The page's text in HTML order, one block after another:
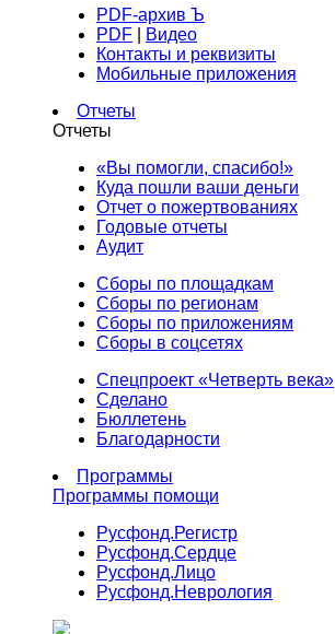
PDF-архив Ъ
PDF
Видео
Контакты и реквизиты
Мобильные приложения
Отчеты
Отчеты
«Вы помогли, спасибо!»
Куда пошли ваши деньги
Отчет о пожертвованиях
Годовые отчеты
Аудит
Сборы по площадкам
Сборы по регионам
Сборы по приложениям
Сборы в соцсетях
Спецпроект «Четверть века»
Сделано
Бюллетень
Благодарности
Программы
Программы помощи
Русфонд.Регистр
Русфонд.Сердце
Русфонд.Лицо
Русфонд.Неврология